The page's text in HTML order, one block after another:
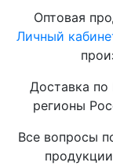
Оптовая
Личный
Доставка
регионы
Все вопросы